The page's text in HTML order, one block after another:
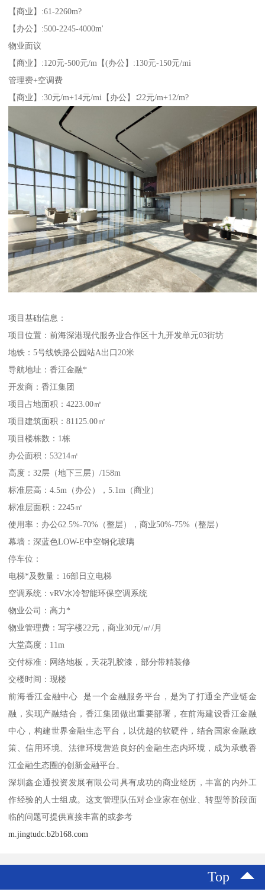
【商业】:61-2260m?
【办公】:500-2245-4000m'
物业面议
【商业】:120元-500元/m【(办公】:130元-150元/mi
管理费+空调费
【商业】:30元/m+14元/mi【办公】∶22元/m+12/m?
项目基础信息：
项目位置：前海深港现代服务业合作区十九开发单元03街坊
地铁：5号线铁路公园站A出口20米
导航地址：香江金融*
开发商：香江集团
项目占地面积：4223.00㎡
项目建筑面积：81125.00㎡
项目楼栋数：1栋
办公面积：53214㎡
高度：32层（地下三层）/158m
标准层高：4.5m（办公），5.1m（商业）
标准层面积：2245㎡
使用率：办公62.5%-70%（整层），商业50%-75%（整层）
幕墙：深蓝色LOW-E中空钢化玻璃
停车位：
电梯*及数量：16部日立电梯
空调系统：vRV水冷智能环保空调系统
物业公司：高力*
物业管理费：写字楼22元，商业30元/㎡/月
大堂高度：11m
交付标准：网络地板，天花乳胶漆，部分带精装修
交楼时间：现楼
前海香江金融中心 是一个金融服务平台，是为了打通全产业链金
融，实现产融结合，香江集团做出重要部署，在前海建设香江金融
中心，构建世界金融生态平台，以优越的软硬件，结合国家金融政
策、信用环境、法律环境营造良好的金融生态内环境，成为承载香
江金融生态圈的创新金融平台。
深圳鑫企通投资发展有限公司具有成功的商业经历，丰富的内外工
作经验的人士组成。这支管理队伍对企业家在创业、转型等阶段面
临的问题可提供直接丰富的或参考
m.jingtudc.b2b168.com
Top